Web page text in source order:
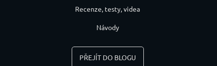
Recenze, testy, videa
Návody
PŘEJÍT DO BLOGU